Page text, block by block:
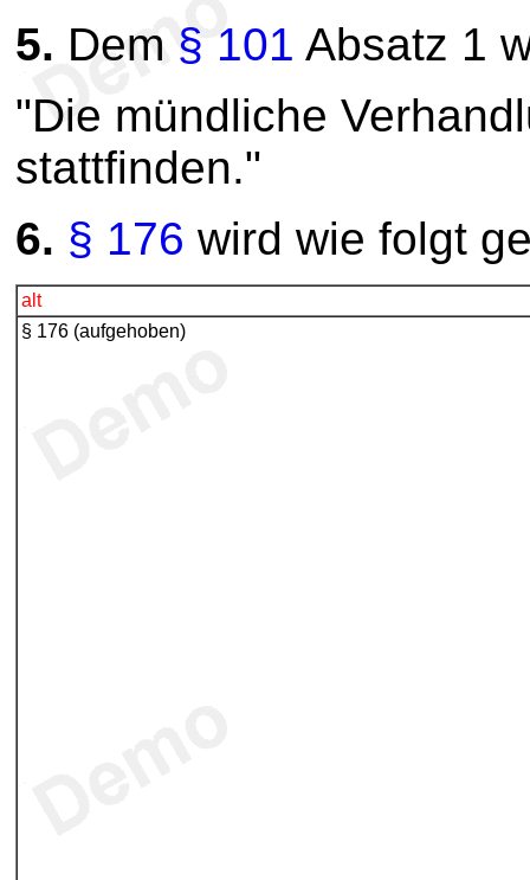
5. Dem § 101 Absatz 1
"Die mündliche
stattfinden."
6. § 176 wird wie folgt
alt
§ 176 (aufgehoben)